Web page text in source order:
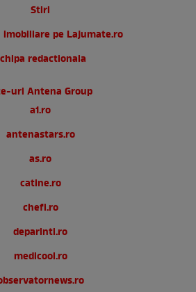
Stiri
pe Lajumate.ro
redactionala
uri Antena Group
a1.ro
antenastars.ro
as.ro
catine.ro
chefi.ro
deparinti.ro
medicool.ro